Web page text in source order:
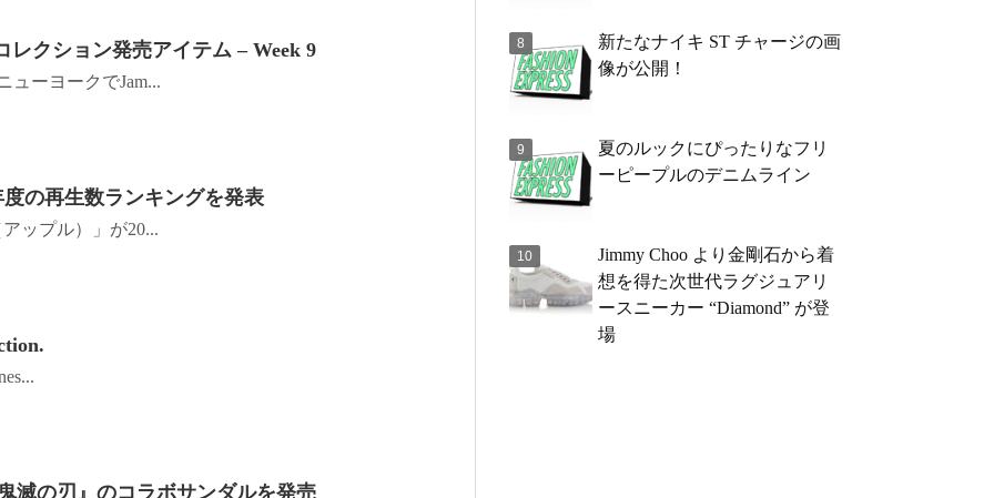
レクション発売アイテム – Week 9
ューヨークでJam...
の再生数ランキングを発表
ップル）」が20...
滅の刃』のコラボサンダルを発売
新たなナイキ ST チャージの画
像が公開！
夏のルックにぴったりなフリ
ーピープルのデニムライン
Jimmy Choo より金剛石から着
想を得た次世代ラグジュアリ
ースニーカー “Diamond” が登
場